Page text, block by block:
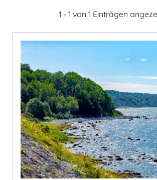
1 - 1 von 1 Einträgen